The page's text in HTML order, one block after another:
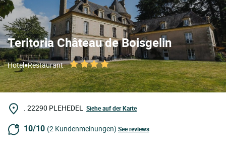
Teritoria Château de Boisgelin
Hotel•Restaurant
. 22290 PLEHEDEL Siehe auf der Karte
10/10 (2 Kundenmeinungen) See reviews